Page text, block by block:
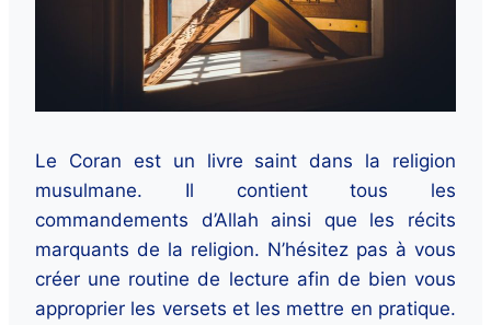
Le Coran est un livre saint dans la religion
musulmane. Il contient tous les
commandements d’Allah ainsi que les récits
marquants de la religion. N’hésitez pas à vous
créer une routine de lecture afin de bien vous
approprier les versets et les mettre en pratique.